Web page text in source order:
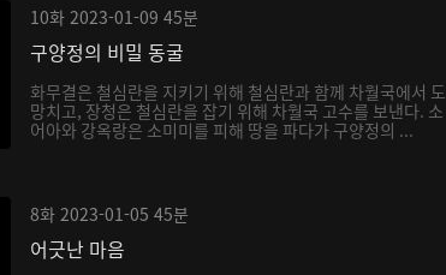
10화 2023-01-09 45분
구양정의 비밀 동굴
화무결은 철심란을 지키기 위해 철심란과 함께 차월국에서 도
망치고, 장청은 철심란을 잡기 위해 차월국 고수를 보낸다. 소
어아와 강옥랑은 소미미를 피해 땅을 파다가 구양정의 ...
8화 2023-01-05 45분
어긋난 마음